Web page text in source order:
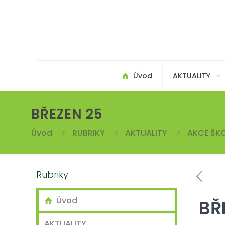
Úvod AKTUALITY
BŘEZEN 25
Úvod RUBRIKY AKTUALITY AKCE
Rubriky
Úvod